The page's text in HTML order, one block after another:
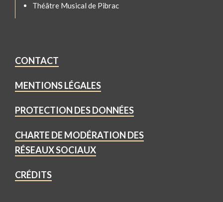
Théâtre Musical de Pibrac
CONTACT
MENTIONS LÉGALES
PROTECTION DES DONNÉES
CHARTE DE MODÉRATION DES
RÉSEAUX SOCIAUX
CRÉDITS